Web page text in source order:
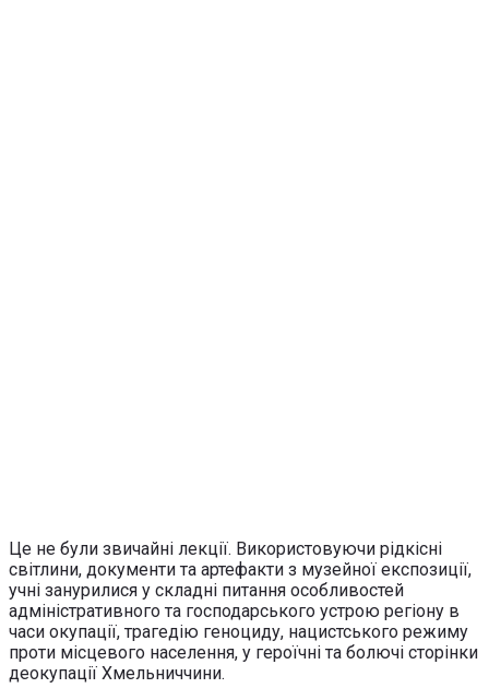
​Це не були звичайні лекції. Використовуючи рідкісні
світлини, документи та артефакти з музейної експозиції,
учні занурилися у складні питання особливостей
адміністративного та господарського устрою регіону в
часи окупації, трагедію геноциду, нацистського режиму
проти місцевого населення, у героїчні та болючі сторінки
деокупації Хмельниччини.